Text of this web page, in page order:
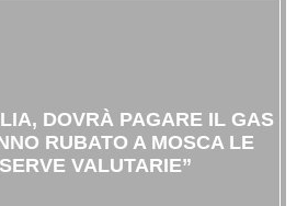
DOVRÀ PAGARE IL GAS
RUBATO A MOSCA LE
VALUTARIE”